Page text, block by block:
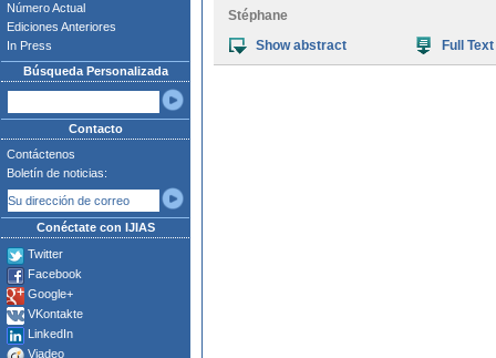
Número Actual
Ediciones Anteriores
In Press
Búsqueda Personalizada
Contacto
Contáctenos
Boletín de noticias:
Conéctate con IJIAS
Twitter
Facebook
Google+
VKontakte
LinkedIn
Viadeo
Stéphane
Show abstract
Full Text